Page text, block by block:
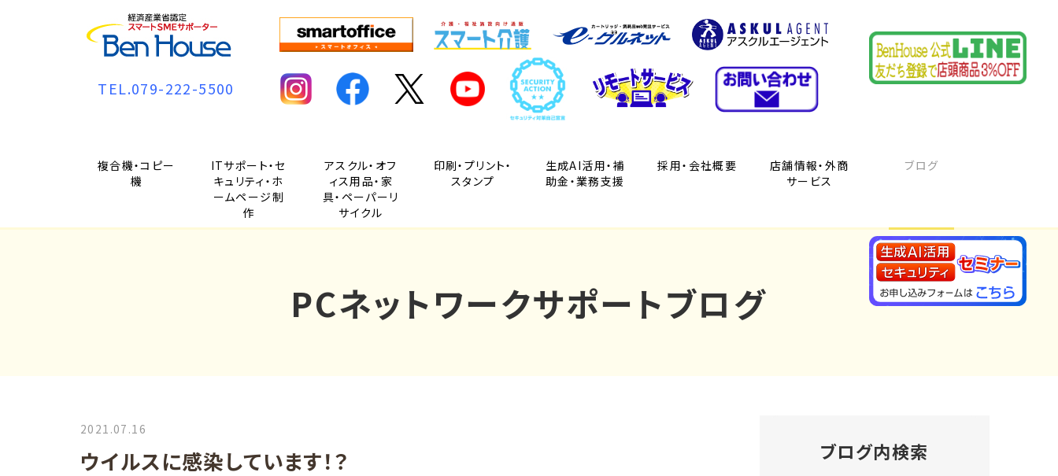
TEL.079-222-5500
複合機・コピー
機
ITサポート・セ
キュリティ・ホ
ームページ制
作
アスクル・オフ
ィス用品・家
具・ペーパーリ
サイクル
印刷・プリント・
スタンプ
生成AI活用・補
助金・業務支援
採用・会社概要
店舗情報・外商
サービス
ブログ
PCネットワークサポートブログ
2021.07.16
ウイルスに感染しています！？ ブログ内検索